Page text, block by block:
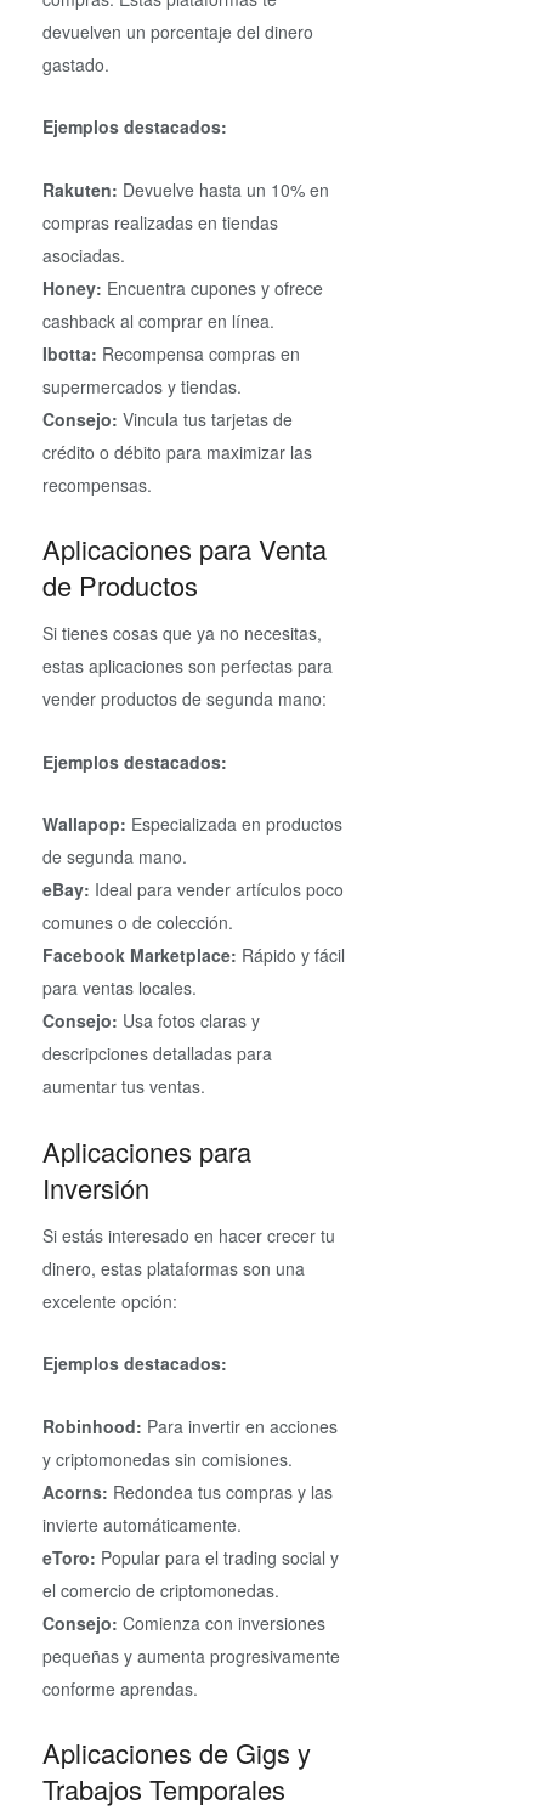
devuelven un porcentaje del dinero
gastado.
Ejemplos destacados:
Rakuten: Devuelve hasta un 10% en
compras realizadas en tiendas
asociadas.
Honey: Encuentra cupones y ofrece
cashback al comprar en línea.
Ibotta: Recompensa compras en
supermercados y tiendas.
Consejo: Vincula tus tarjetas de
crédito o débito para maximizar las
recompensas.
Aplicaciones para Venta
de Productos
Si tienes cosas que ya no necesitas,
estas aplicaciones son perfectas para
vender productos de segunda mano:
Ejemplos destacados:
Wallapop: Especializada en productos
de segunda mano.
eBay: Ideal para vender artículos poco
comunes o de colección.
Facebook Marketplace: Rápido y fácil
para ventas locales.
Consejo: Usa fotos claras y
descripciones detalladas para
aumentar tus ventas.
Aplicaciones para
Inversión
Si estás interesado en hacer crecer tu
dinero, estas plataformas son una
excelente opción:
Ejemplos destacados:
Robinhood: Para invertir en acciones
y criptomonedas sin comisiones.
Acorns: Redondea tus compras y las
invierte automáticamente.
eToro: Popular para el trading social y
el comercio de criptomonedas.
Consejo: Comienza con inversiones
pequeñas y aumenta progresivamente
conforme aprendas.
Aplicaciones de Gigs y
Trabajos Temporales